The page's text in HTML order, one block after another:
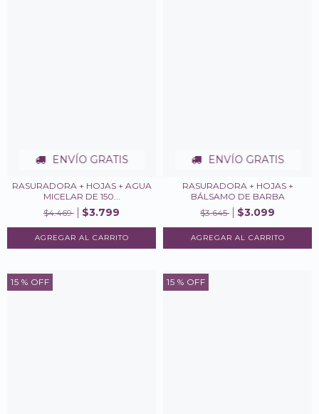
ENVÍO GRATIS
RASURADORA + HOJAS + AGUA
MICELAR DE 150...
$4.469
$3.799
ENVÍO GRATIS
RASURADORA + HOJAS +
BÁLSAMO DE BARBA
$3.645
$3.099
15 % OFF 15 % OFF